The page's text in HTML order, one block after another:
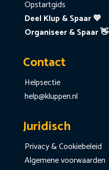
Opstartgids
Deel Klup & Spaar 💙
Organiseer & Spaar 👋
Contact
Helpsectie
help@kluppen.nl
Juridisch
Privacy & Cookiebeleid
Algemene voorwaarden